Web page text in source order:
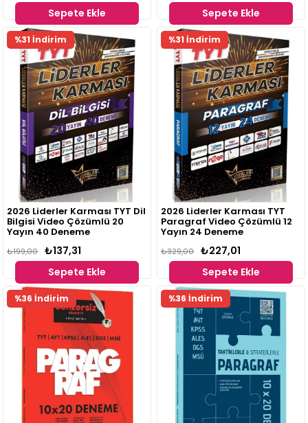
Sepete Ekle
Sepete Ekle
2026 Liderler Karması TYT Dil
Bilgisi Video Çözümlü 20
Yayın 40 Deneme
₺137,31
₺199,00
Sepete Ekle
%31 İndirim
2026 Liderler Karması TYT
Paragraf Video Çözümlü 12
Yayın 24 Deneme
₺227,01
₺329,00
Sepete Ekle
%31 İndirim
%36 İndirim %36 İndirim